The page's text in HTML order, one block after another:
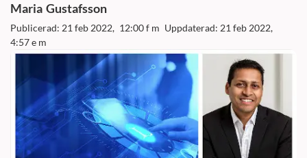
Maria Gustafsson
Publicerad: 21 feb 2022, 12:00 f m Uppdaterad: 21 feb 2022,
4:57 e m